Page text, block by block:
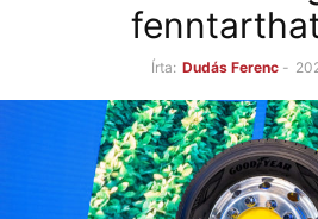
Írta: Dudás Ferenc -